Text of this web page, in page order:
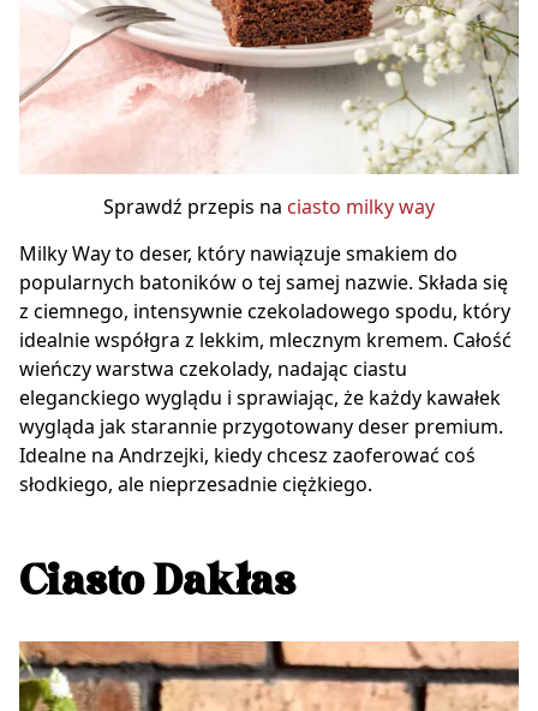
Sprawdź przepis na ciasto milky way
Milky Way to deser, który nawiązuje smakiem do
popularnych batoników o tej samej nazwie. Składa się
z ciemnego, intensywnie czekoladowego spodu, który
idealnie współgra z lekkim, mlecznym kremem. Całość
wieńczy warstwa czekolady, nadając ciastu
eleganckiego wyglądu i sprawiając, że każdy kawałek
wygląda jak starannie przygotowany deser premium.
Idealne na Andrzejki, kiedy chcesz zaoferować coś
słodkiego, ale nieprzesadnie ciężkiego.
Ciasto Dakłas